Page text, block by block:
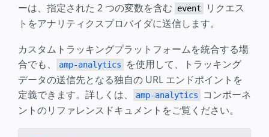
ーは、指定された 2 つの変数を含む
event
リクエス
トをアナリティクスプロバイダに送信します。
カスタムトラッキングプラットフォームを統合する場
合でも、
amp-analytics
を使用して、トラッキング
データの送信先となる独自の URL エンドポイントを
定義できます。詳しくは、
amp-analytics
コンポーネ
ントのリファレンスドキュメントをご覧ください。